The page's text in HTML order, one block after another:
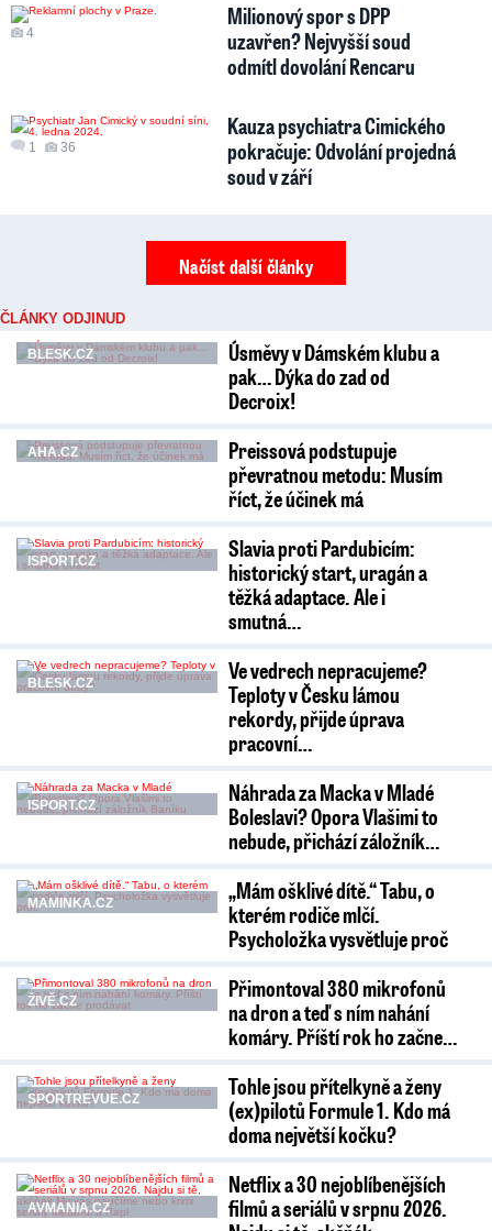
4
Milionový spor s DPP
uzavřen? Nejvyšší soud
odmítl dovolání Rencaru
1 36
Kauza psychiatra Cimického
pokračuje: Odvolání projedná
soud v září
Načíst další články
ČLÁNKY ODJINUD
BLESK.CZ
Úsměvy v Dámském klubu a
pak… Dýka do zad od
Decroix!
AHA.CZ
Preissová podstupuje
převratnou metodu: Musím
říct, že účinek má
ISPORT.CZ
Slavia proti Pardubicím:
historický start, uragán a
těžká adaptace. Ale i
smutná…
BLESK.CZ
Ve vedrech nepracujeme?
Teploty v Česku lámou
rekordy, přijde úprava
pracovní…
ISPORT.CZ
Náhrada za Macka v Mladé
Boleslavi? Opora Vlašimi to
nebude, přichází záložník…
MAMINKA.CZ
„Mám ošklivé dítě.“ Tabu, o
kterém rodiče mlčí.
Psycholožka vysvětluje proč
ŽIVĚ.CZ
Přimontoval 380 mikrofonů
na dron a teď s ním nahání
komáry. Příští rok ho začne…
SPORTREVUE.CZ
Tohle jsou přítelkyně a ženy
(ex)pilotů Formule 1. Kdo má
doma největší kočku?
AVMANIA.CZ
Netflix a 30 nejoblíbenějších
filmů a seriálů v srpnu 2026.